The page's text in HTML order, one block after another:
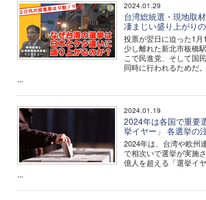
2024.01.29
台湾総統選・現地取
凄まじい盛り上がり
投票が翌日に迫った1
少し離れた新北市板橋
こで民進党、そして国
同時に行われるためだ。
...
2024.01.19
2024年は各国で重要
挙イヤー」 各選挙の
2024年は、台湾や欧州
で相次いで選挙が実施
億人を超える「選挙イ
...